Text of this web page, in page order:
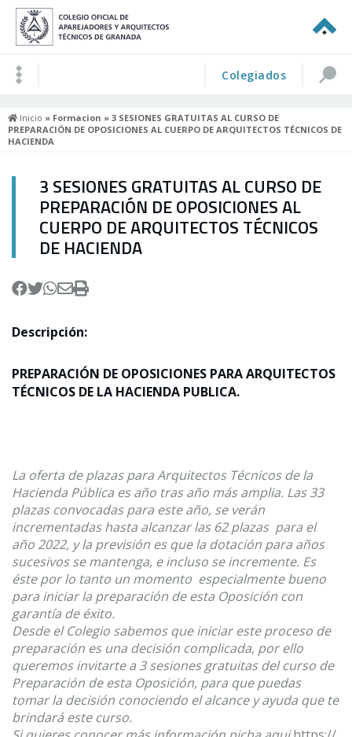
Colegiados
Inicio » Formacion » 3 SESIONES GRATUITAS AL CURSO DE
PREPARACIÓN DE OPOSICIONES AL CUERPO DE ARQUITECTOS TÉCNICOS DE
HACIENDA
3 SESIONES GRATUITAS AL CURSO DE
PREPARACIÓN DE OPOSICIONES AL
CUERPO DE ARQUITECTOS TÉCNICOS
DE HACIENDA
Descripción:
PREPARACIÓN DE OPOSICIONES PARA ARQUITECTOS
TÉCNICOS DE LA HACIENDA PUBLICA.
La oferta de plazas para Arquitectos Técnicos de la
Hacienda Pública es año tras año más amplia. Las 33
plazas convocadas para este año, se verán
incrementadas hasta alcanzar las 62 plazas para el
año 2022, y la previsión es que la dotación para años
sucesivos se mantenga, e incluso se incremente. Es
éste por lo tanto un momento especialmente bueno
para iniciar la preparación de esta Oposición con
garantía de éxito.
Desde el Colegio sabemos que iniciar este proceso de
preparación es una decisión complicada, por ello
queremos invitarte a 3 sesiones gratuitas del curso de
Preparación de esta Oposición, para que puedas
tomar la decisión conociendo el alcance y ayuda que te
brindará este curso.